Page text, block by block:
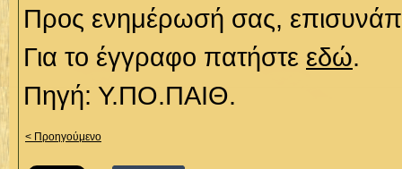
Προς ενημέρωσή σας,
Για το έγγραφο πατήστε εδώ.
Πηγή: Υ.ΠΟ.ΠΑΙΘ.
< Προηγούμενο